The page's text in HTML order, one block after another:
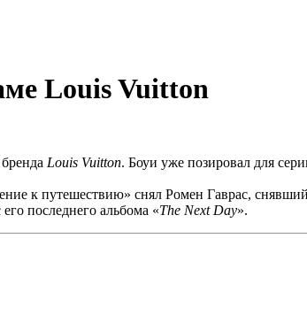
Louis Vuitton
Louis Vuitton. Боуи уже позировал для
к путешествию» снял Ромен Гаврас,
его последнего альбома «The Next Day».